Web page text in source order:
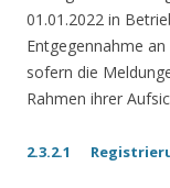
01.01.2022 in
Entgegennahme
sofern die
Rahmen ihrer
2.3.2.1